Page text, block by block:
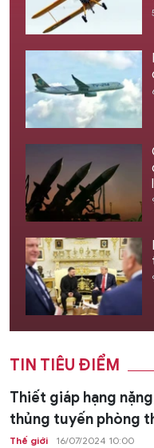
TIN TIÊU ĐIỂM
Thiết giáp hạng
thủng tuyến phòng
Thế giới 16/07/2024 10:00